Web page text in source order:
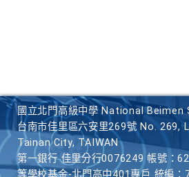
國立北門高級中學 National Beimen
台南市佳里區六安里269號 No. 269,
Tainan City, TAIWAN
第一銀行 佳里分行0076249 帳號：
等學校基金-北門高中401專戶 統編：